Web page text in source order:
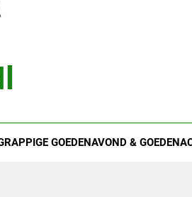
– Alles wat we weten over
GOEDENAVOND &